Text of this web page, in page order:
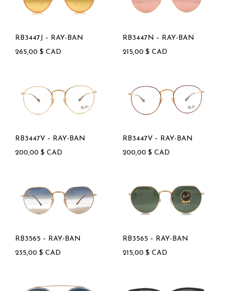
RB3447J – RAY-BAN
265,00 $ CAD
RB3447N – RAY-BAN
215,00 $ CAD
RB3447V – RAY-BAN
200,00 $ CAD
RB3447V – RAY-BAN
200,00 $ CAD
RB3565 – RAY-BAN
235,00 $ CAD
RB3565 – RAY-BAN
215,00 $ CAD